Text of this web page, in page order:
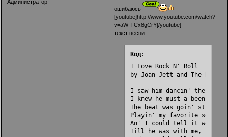
Администратор
ошибаюсь
[youtube]http://www.youtube.com/watch?
v=aW-TCx8gCrY[/youtube]
текст песни:
Код:
I Love Rock N' Roll
by Joan Jett and The
I saw him dancin' there by
I knew he must a been
The beat was goin' strong
Playin' my favorite song
An' I could tell it
Till he was with me, yeah